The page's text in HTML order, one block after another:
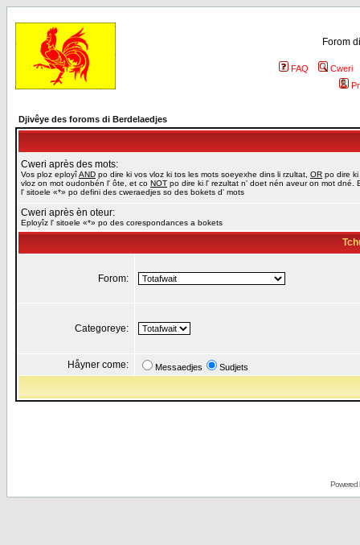
Forom
FAQ
Cweri
Djivêye des foroms di Berdelaedjes
Cweri après des mots:
Vos ploz eployîAND po dire ki vos vloz ki tos les mots soeyexhe dins li rzultat, OR po dire ki
vloz on mot oudonbén l' ôte, et co NOT po dire ki l' rezultat n' doet nén aveur on mot dné.
l' sitoele «*» po defini des cweraedjes so des bokets d' mots
Cweri après èn oteur:
Eployîz l' sitoele «*» po des corespondances a bokets
Forom:
Categoreye:
Håyner come: Messaedjes Sudjets
Powered